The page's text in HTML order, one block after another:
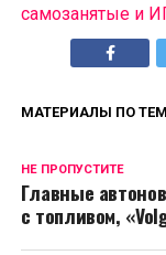
самозанятые и
МАТЕРИАЛЫ ПО
НЕ ПРОПУСТИТЕ
Главные
с топливом,